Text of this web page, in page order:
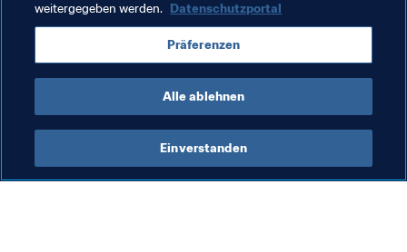
FIFA-Präsident
weitergegeben werden. Datenschutzportal
Präferenzen
Alle ablehnen
Einverstanden